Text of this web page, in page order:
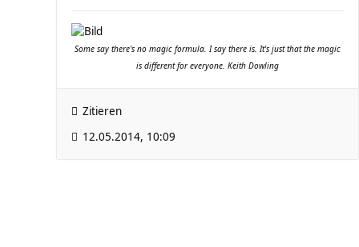
Some say there's no magic formula. I say there is. It's just that the magic
is different for everyone. Keith Dowling
Zitieren
12.05.2014, 10:09